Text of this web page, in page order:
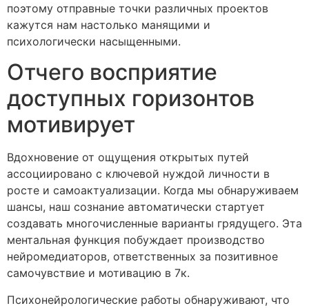
поэтому отправные точки различных проектов
кажутся нам настолько манящими и
психологически насыщенными.
Отчего восприятие
доступных горизонтов
мотивирует
Вдохновение от ощущения открытых путей
ассоциировано с ключевой нуждой личности в
росте и самоактуализации. Когда мы обнаруживаем
шансы, наш сознание автоматически стартует
создавать многочисленные варианты грядущего. Эта
ментальная функция побуждает производство
нейромедиаторов, ответственных за позитивное
самочувствие и мотивацию в 7к.
Психонейрологические работы обнаруживают, что